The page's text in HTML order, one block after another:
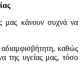
μας κάνουν συχνά να
καθώς
της υγείας μας, τόσο